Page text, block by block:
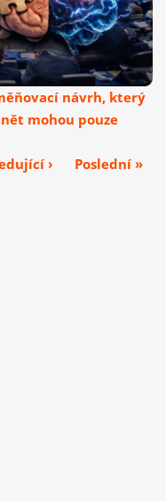
návrh, který
mohou pouze
› Poslední »